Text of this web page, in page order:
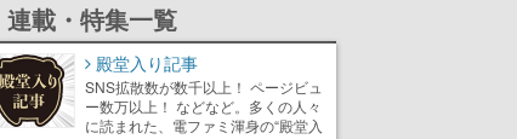
連載・特集一覧
殿堂入り記事
SNS拡散数が数千以上！ ページビュ
ー数万以上！ などなど。多くの人々
に読まれた、電ファミ渾身の“殿堂入